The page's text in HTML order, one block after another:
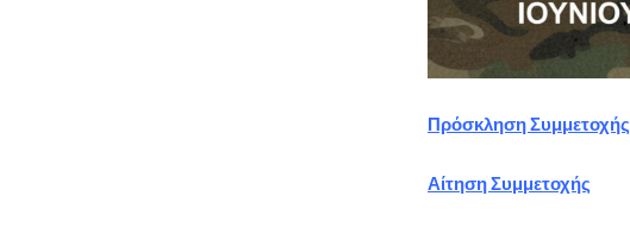
Πρόσκληση Συμμετοχής
Αίτηση Συμμετοχής